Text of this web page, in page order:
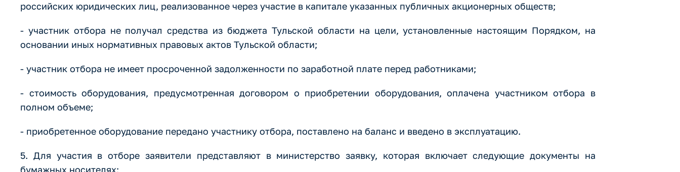
российских юридических лиц, реализованное через участие в капитале указанных публичных акционерных обществ;
- участник отбора не получал средства из бюджета Тульской области на цели, установленные настоящим Порядком, на
основании иных нормативных правовых актов Тульской области;
- участник отбора не имеет просроченной задолженности по заработной плате перед работниками;
- стоимость оборудования, предусмотренная договором о приобретении оборудования, оплачена участником отбора в
полном объеме;
- приобретенное оборудование передано участнику отбора, поставлено на баланс и введено в эксплуатацию.
5. Для участия в отборе заявители представляют в министерство заявку, которая включает следующие документы на
бумажных носителях: